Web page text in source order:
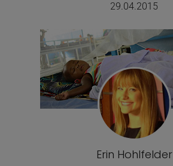
29.04.2015
Erin Hohlfelder